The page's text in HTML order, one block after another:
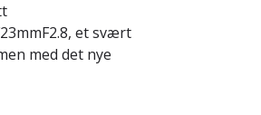
et svært
med det nye